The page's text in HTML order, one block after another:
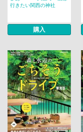
行きたい関西の神社
購入